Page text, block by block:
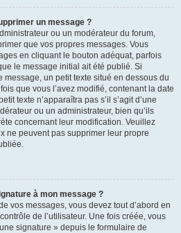
un message ?
ou un modérateur du forum,
que vos propres messages. Vous
en cliquant le bouton adéquat, parfois
le message initial ait été publié. Si
message, un petit texte situé en dessous du
que vous l’avez modifié, contenant la date
texte n’apparaîtra pas s’il s’agit d’une
ou un administrateur, bien qu’ils
concernant leur modification. Veuillez
ne peuvent pas supprimer leur propre
à mon message ?
vos messages, vous devez tout d’abord en
de l’utilisateur. Une fois créée, vous
signature » depuis le formulaire de